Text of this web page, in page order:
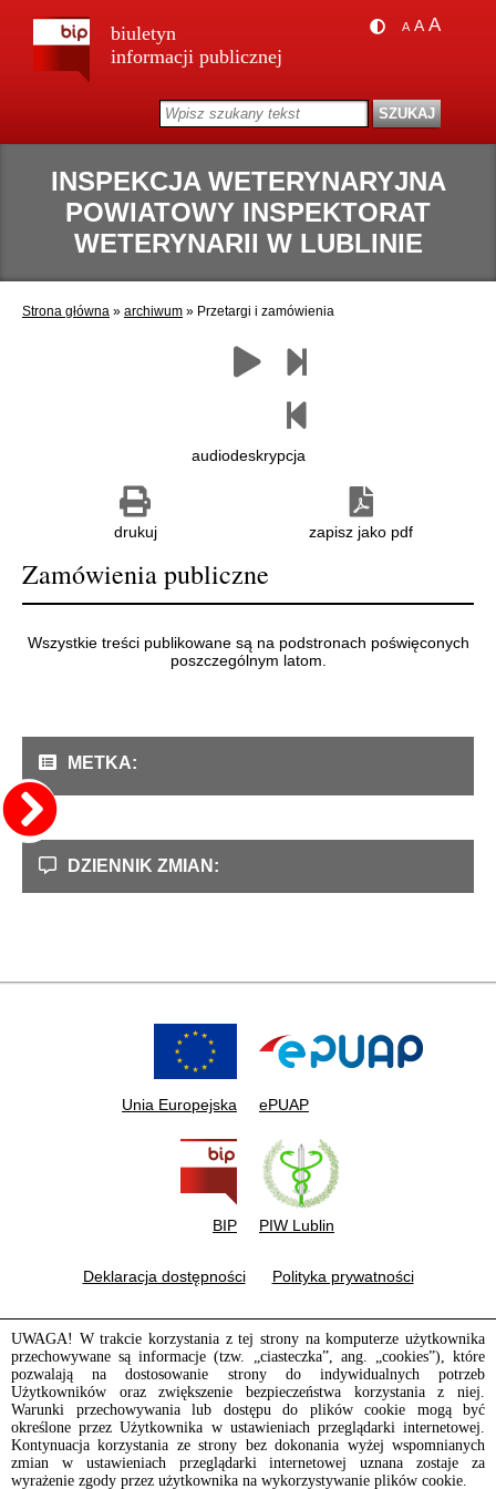
biuletyn
informacji publicznej
A A A
INSPEKCJA WETERYNARYJNA
POWIATOWY INSPEKTORAT
WETERYNARII W LUBLINIE
Strona główna » archiwum » Przetargi i zamówienia
Poprzedni
audiodeskrypcja
zapisz jako pdf
drukuj
Zamówienia publiczne
Wszystkie treści publikowane są na podstronach poświęconych
poszczególnym latom.
METKA:
DZIENNIK ZMIAN:
Unia Europejska ePUAP
BIP PIW Lublin
Deklaracja dostępności Polityka prywatności
UWAGA! W trakcie korzystania z tej strony na komputerze użytkownika
przechowywane są informacje (tzw. „ciasteczka”, ang. „cookies”), które
pozwalają na dostosowanie strony do indywidualnych potrzeb
Użytkowników oraz zwiększenie bezpieczeństwa korzystania z niej.
Warunki przechowywania lub dostępu do plików cookie mogą być
określone przez Użytkownika w ustawieniach przeglądarki internetowej.
Kontynuacja korzystania ze strony bez dokonania wyżej wspomnianych
zmian w ustawieniach przeglądarki internetowej uznana zostaje za
wyrażenie zgody przez użytkownika na wykorzystywanie plików cookie.